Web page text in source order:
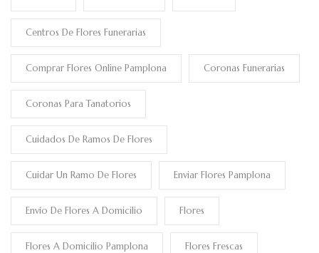
Centros De Flores Funerarias
Comprar Flores Online Pamplona Coronas Funerarias
Coronas Para Tanatorios
Cuidados De Ramos De Flores
Cuidar Un Ramo De Flores Enviar Flores Pamplona
Envío De Flores A Domicilio Flores
Flores A Domicilio Pamplona Flores Frescas